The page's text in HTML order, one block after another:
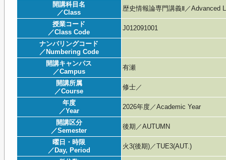
開講科目名
／Class
歴史情報論専門講義Ⅱ／Advanced
授業コード
／Class Code
J012091001
ナンバリングコード
／Numbering Code
開講キャンパス
／Campus
有瀬
開講所属
／Course
修士／
年度
／Year
2026年度／Academic Year
開講区分
／Semester
後期／AUTUMN
曜日・時限
／Day, Period
火3(後期)／TUE3(AUT.)